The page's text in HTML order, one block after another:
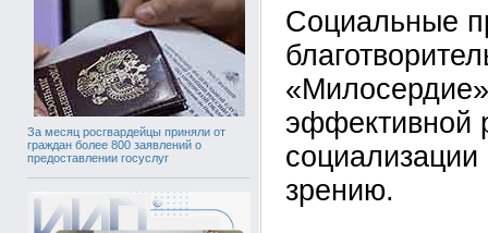
За месяц росгвардейцы приняли от
граждан более 800 заявлений о
предоставлении госуслуг
Социальные
эффективной
зрению.